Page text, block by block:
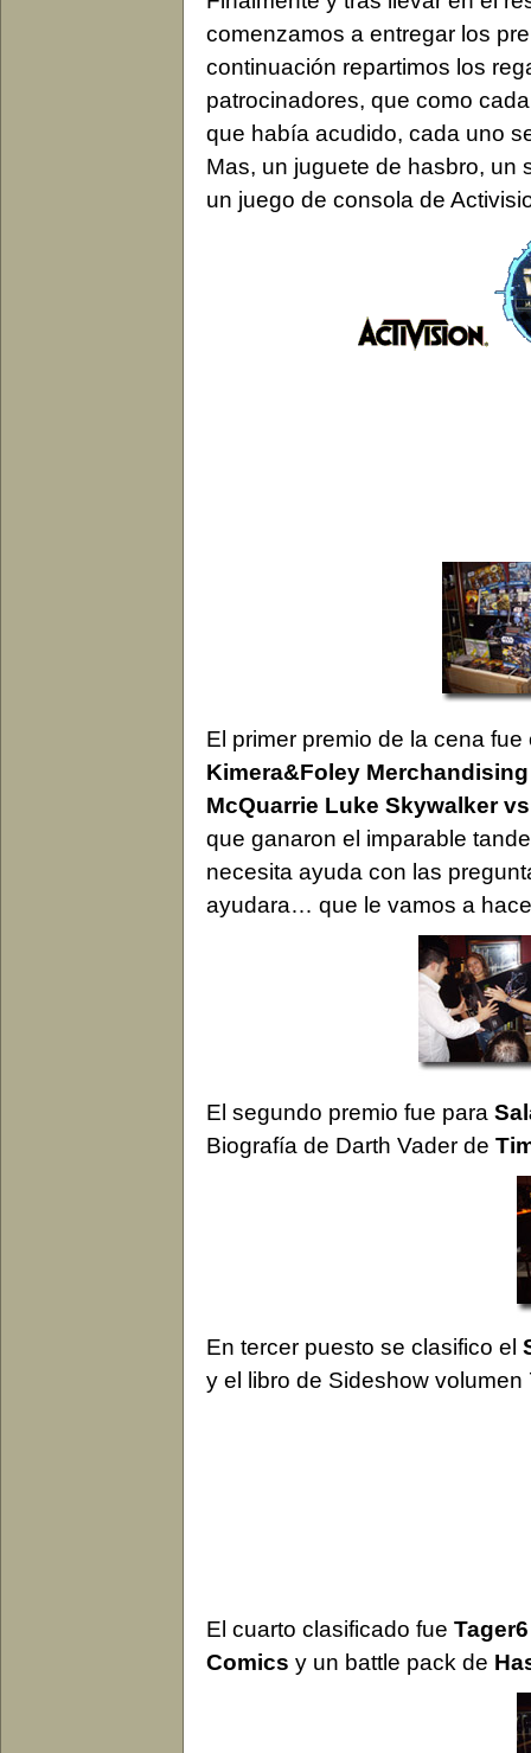
comenzamos a entregar los
continuación repartimos los
patrocinadores, que como
que había acudido, cada uno
Mas, un juguete de hasbro, un
un juego de consola de
El primer premio de la cena
Kimera&Foley
McQuarrie Luke Skywalker
que ganaron el imparable
necesita ayuda con las
ayudara… que le vamos a
El segundo premio fue para
Biografía de Darth Vader de
En tercer puesto se clasifico el
y el libro de Sideshow
El cuarto clasificado fue Tager6
Comics y un battle pack de